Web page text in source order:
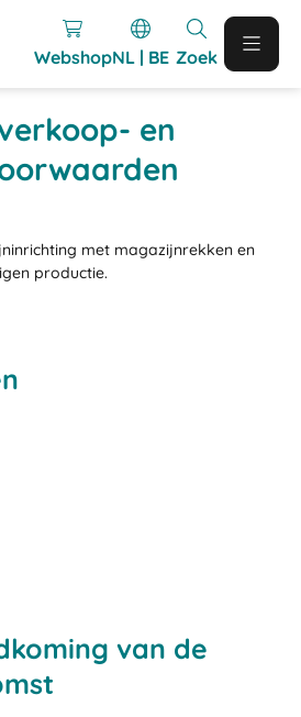
WebshopNL | BE Zoek
en
met magazijnrekken en
productie.
van de